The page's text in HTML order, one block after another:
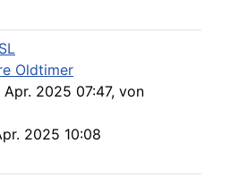
Oldtimer
2025 07:47, von
2025 10:08